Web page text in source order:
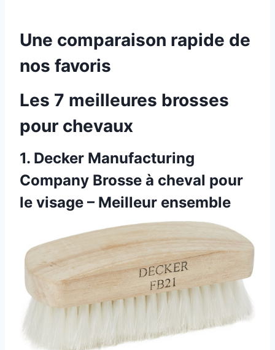
Une comparaison rapide de
nos favoris
Les 7 meilleures brosses
pour chevaux
1. Decker Manufacturing
Company Brosse à cheval pour
le visage – Meilleur ensemble